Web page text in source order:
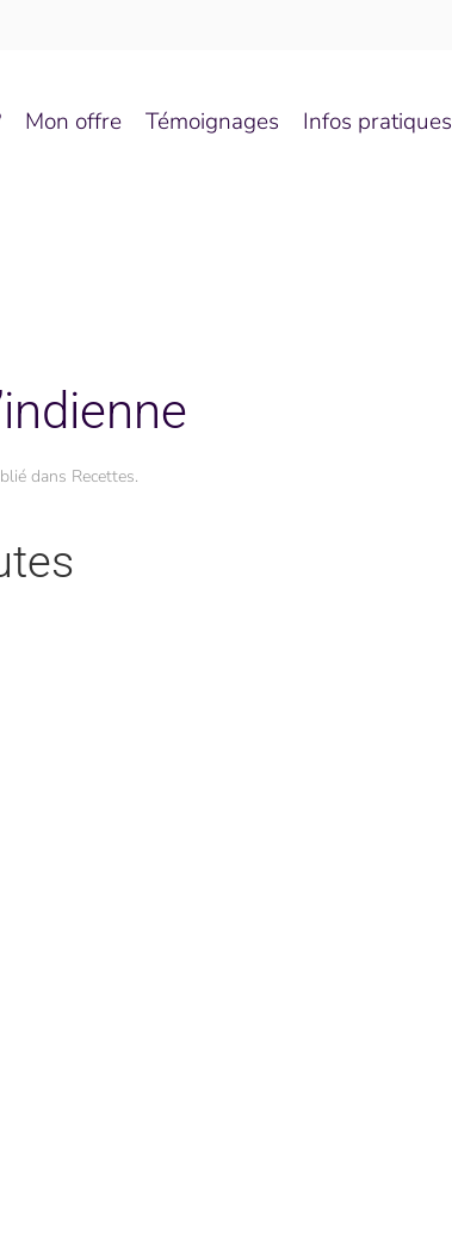
Mon offre Témoignages Infos pratiques
dans Recettes.